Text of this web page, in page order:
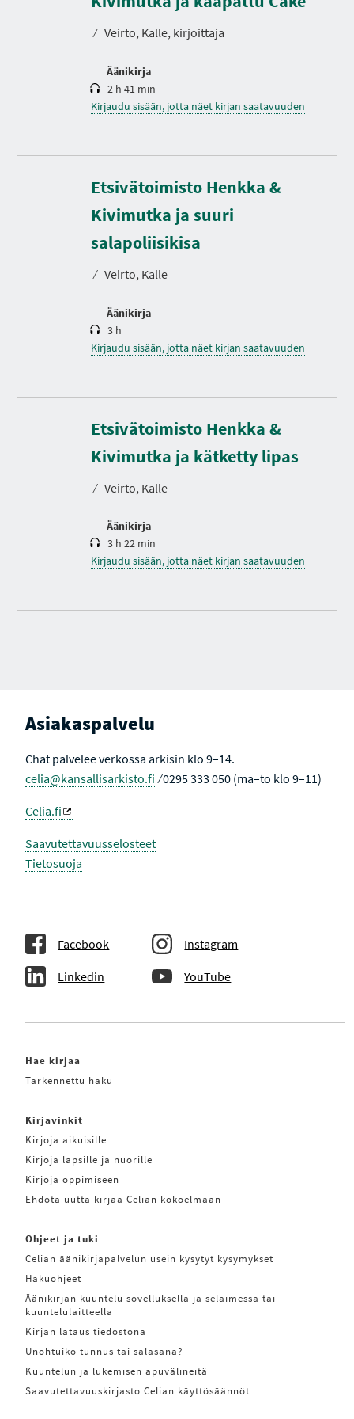
⁄ Veirto, Kalle, kirjoittaja
Äänikirja
t
2 h 41 min
Kirjaudu sisään, jotta näet kirjan saatavuuden
Etsivätoimisto Henkka &
Kivimutka ja suuri
salapoliisikisa
⁄ Veirto, Kalle
Äänikirja
K
e
s
t
3 h
Kirjaudu sisään, jotta näet kirjan saatavuuden
Etsivätoimisto Henkka &
Kivimutka ja kätketty lipas
⁄ Veirto, Kalle
Äänikirja
K
e
s
t
3 h 22 min
Kirjaudu sisään, jotta näet kirjan saatavuuden
Asiakaspalvelu
Chat palvelee verkossa arkisin klo 9–14.
celia@kansallisarkisto.fi ⁄ 0295 333 050 (ma–to klo 9–11)
Celia.fi
Saavutettavuusselosteet
Tietosuoja
Facebook Instagram
Linkedin YouTube
Hae kirjaa
Tarkennettu haku
Kirjavinkit
Kirjoja aikuisille
Kirjoja lapsille ja nuorille
Kirjoja oppimiseen
Ehdota uutta kirjaa Celian kokoelmaan
Ohjeet ja tuki
Celian äänikirjapalvelun usein kysytyt kysymykset
Hakuohjeet
Äänikirjan kuuntelu sovelluksella ja selaimessa tai
kuuntelulaitteella
Kirjan lataus tiedostona
Unohtuiko tunnus tai salasana?
Kuuntelun ja lukemisen apuvälineitä
Saavutettavuuskirjasto Celian käyttösäännöt